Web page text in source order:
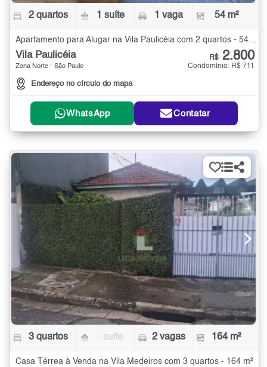
2 quartos 1 suíte 1 vaga 54 m²
Vila Paulicéia
Zona Norte - São Paulo
Endereço no círculo do mapa
R$ 2.800
Condomínio: R$ 711
WhatsApp Contatar
3 quartos - suíte 2 vagas 164 m²
Casa Térrea à Venda na Vila Medeiros com 3 quartos - 164 m²